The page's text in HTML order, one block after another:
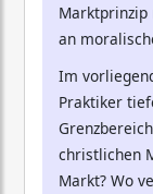
Marktprinzip
an
Im
Praktiker
christlichen
Markt? Wo